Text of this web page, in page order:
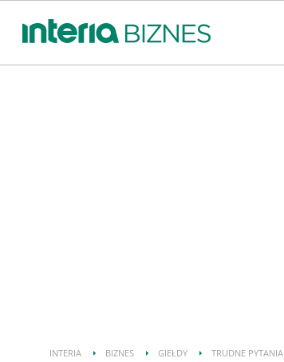
INTERIA BIZNES GIEŁDY TRUDNE PYTANIA